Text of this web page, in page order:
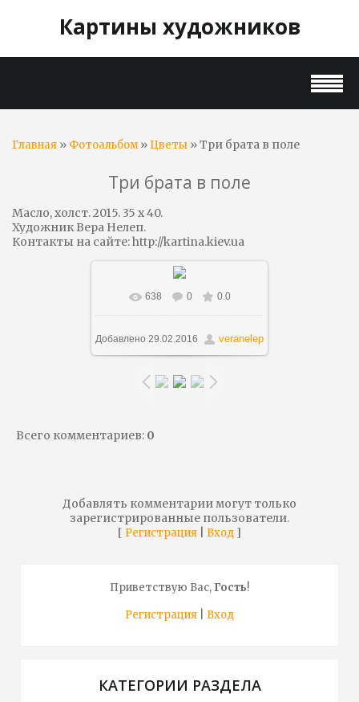
Картины художников
Главная » Фотоальбом» Цветы » Три брата в поле
Три брата в поле
Масло, холст. 2015. 35 x 40.
Художник Вера Нелеп.
Контакты на сайте: http://kartina.kiev.ua
В реальном размере
1280x860/ 387.3Kb
638 0 0.0
Добавлено 29.02.2016 veranelep
Всего комментариев: 0
Добавлять комментарии могут только
зарегистрированные пользователи.
[ Регистрация Вход ]
Приветствую Вас,Гость!
Регистрация
Вход
КАТЕГОРИИ РАЗДЕЛА